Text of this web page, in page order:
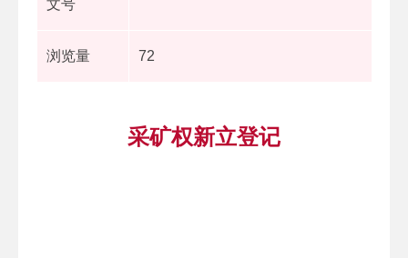
文号
浏览量 72
采矿权新立登记